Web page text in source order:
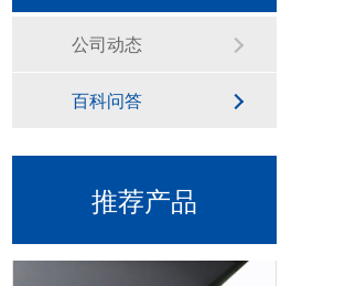
公司动态
百科问答
推荐产品
建筑通风用橡塑保温板